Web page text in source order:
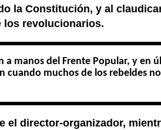
la Constitución, y al
los revolucionarios.
a manos del Frente Popular, y en
cuando muchos de los rebeldes
el director-organizador,